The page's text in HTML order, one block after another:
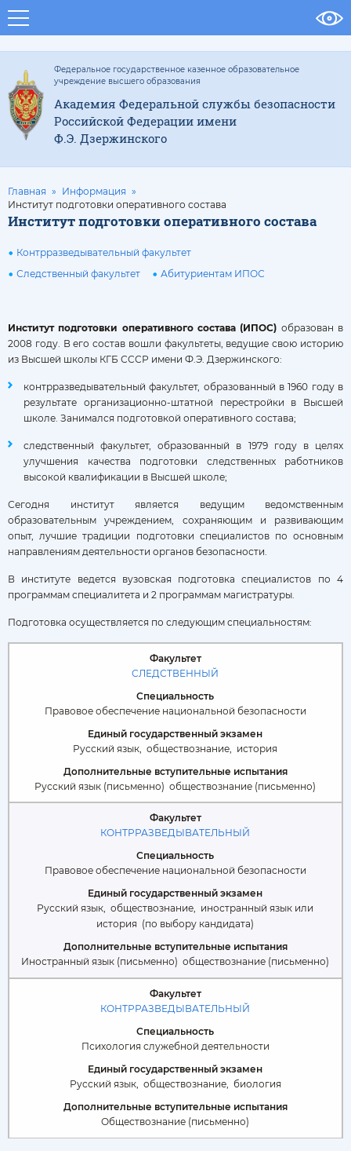
Федеральное государственное казенное образовательное
учреждение высшего образования
Академия Федеральной службы безопасности
Российской Федерации имени
Ф.Э. Дзержинского
Главная
Информация
Институт подготовки оперативного состава
Институт подготовки оперативного состава
Контрразведывательный факультет
Следственный факультет
Абитуриентам ИПОС
Институт подготовки оперативного состава (ИПОС) образован в
2008 году. В его состав вошли факультеты, ведущие свою историю
из Высшей школы КГБ СССР имени Ф.Э. Дзержинского:
контрразведывательный факультет, образованный в 1960 году в
результате организационно-штатной перестройки в Высшей
школе. Занимался подготовкой оперативного состава;
следственный факультет, образованный в 1979 году в целях
улучшения качества подготовки следственных работников
высокой квалификации в Высшей школе;
Сегодня институт является ведущим ведомственным
образовательным учреждением, сохраняющим и развивающим
опыт, лучшие традиции подготовки специалистов по основным
направлениям деятельности органов безопасности.
В институте ведется вузовская подготовка специалистов по 4
программам специалитета и 2 программам магистратуры.
Подготовка осуществляется по следующим специальностям:
СЛЕДСТВЕННЫЙ
Правовое обеспечение национальной безопасности
Русский язык, обществознание, история
Русский язык (письменно) обществознание (письменно)
КОНТРРАЗВЕДЫВАТЕЛЬНЫЙ
Правовое обеспечение национальной безопасности
Русский язык, обществознание, иностранный язык или
история (по выбору кандидата)
Иностранный язык (письменно) обществознание (письменно)
КОНТРРАЗВЕДЫВАТЕЛЬНЫЙ
Психология служебной деятельности
Русский язык, обществознание, биология
Обществознание (письменно)